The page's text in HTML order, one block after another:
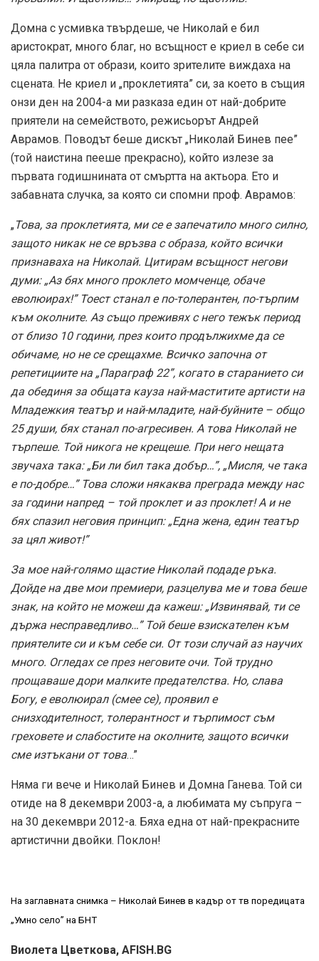
Домна с усмивка твърдеше, че Николай е бил
аристократ, много благ, но всъщност е криел в себе си
цяла палитра от образи, които зрителите виждаха на
сцената. Не криел и „проклетията” си, за което в същия
онзи ден на 2004-а ми разказа един от най-добрите
приятели на семейството, режисьорът Андрей
Аврамов. Поводът беше дискът „Николай Бинев пее”
(той наистина пееше прекрасно), който излезе за
първата годишнината от смъртта на актьора. Ето и
забавната случка, за която си спомни проф. Аврамов:
„Това, за проклетията, ми се е запечатило много силно,
защото никак не се връзва с образа, който всички
признаваха на Николай. Цитирам всъщност негови
думи: „Аз бях много проклето момченце, обаче
еволюирах!” Тоест станал е по-толерантен, по-търпим
към околните. Аз също преживях с него тежък период
от близо 10 години, през които продължихме да се
обичаме, но не се срещахме. Всичко започна от
репетициите на „Параграф 22”, когато в старанието си
да обединя за общата кауза най-маститите артисти на
Младежкия театър и най-младите, най-буйните – общо
25 души, бях станал по-агресивен. А това Николай не
търпеше. Той никога не крещеше. При него нещата
звучаха така: „Би ли бил така добър…”, „Мисля, че така
е по-добре…” Това сложи някаква преграда между нас
за години напред – той проклет и аз проклет! А и не
бях спазил неговия принцип: „Една жена, един театър
за цял живот!”
За мое най-голямо щастие Николай подаде ръка.
Дойде на две мои премиери, разцелува ме и това беше
знак, на който не можеш да кажеш: „Извинявай, ти се
държа несправедливо…” Той беше взискателен към
приятелите си и към себе си. От този случай аз научих
много. Огледах се през неговите очи. Той трудно
прощаваше дори малките предателства. Но, слава
Богу, е еволюирал (смее се), проявил е
снизходителност, толерантност и търпимост съм
греховете и слабостите на околните, защото всички
сме изтъкани от това…”
Няма ги вече и Николай Бинев и Домна Ганева. Той си
отиде на 8 декември 2003-а, а любимата му съпруга –
на 30 декември 2012-а. Бяха една от най-прекрасните
артистични двойки. Поклон!
На заглавната снимка – Николай Бинев в кадър от тв поредицата
„Умно село” на БНТ
Виолета Цветкова, AFISH.BG